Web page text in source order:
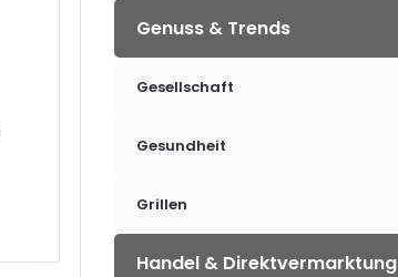
Genuss & Trends
Gesellschaft
Gesundheit
Grillen
Handel & Direktvermarktung